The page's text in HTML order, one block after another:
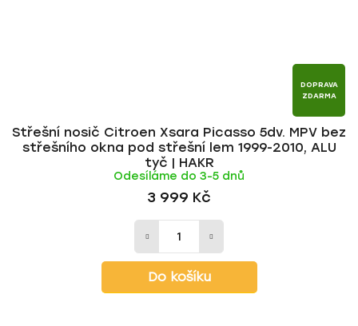
DOPRAVA
ZDARMA
Střešní nosič Citroen Xsara Picasso 5dv. MPV bez
střešního okna pod střešní lem 1999-2010, ALU
tyč | HAKR
Odesíláme do 3-5 dnů
3 999 Kč
Do košíku